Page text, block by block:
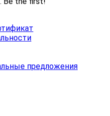
предложения